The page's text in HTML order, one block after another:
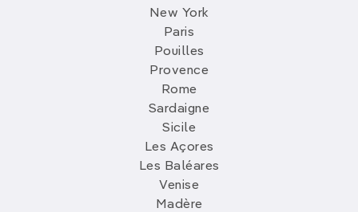
New York
Paris
Pouilles
Provence
Rome
Sardaigne
Sicile
Les Açores
Les Baléares
Venise
Madère